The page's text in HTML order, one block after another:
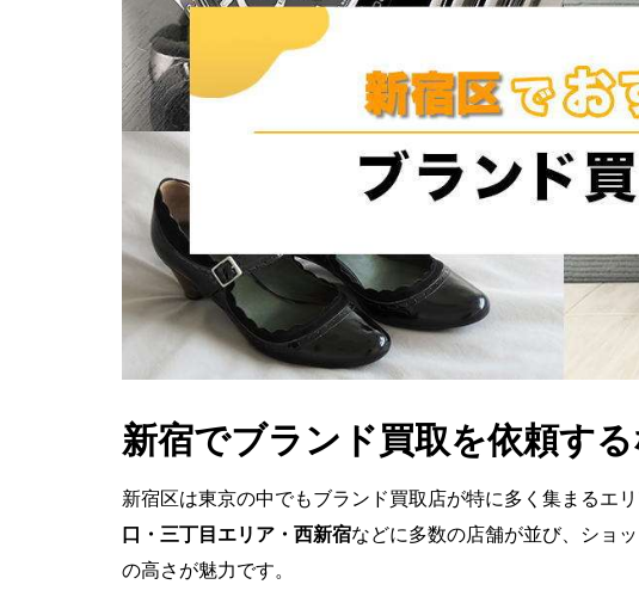
新宿でブランド買取を依頼す
新宿区は東京の中でもブランド買取店が特に多く集まるエ
口・三丁目エリア・西新宿などに多数の店舗が並び、ショ
の高さが魅力です。